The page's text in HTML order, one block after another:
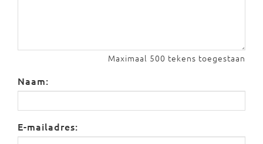
Maximaal 500 tekens toegestaan
Naam:
E-mailadres: